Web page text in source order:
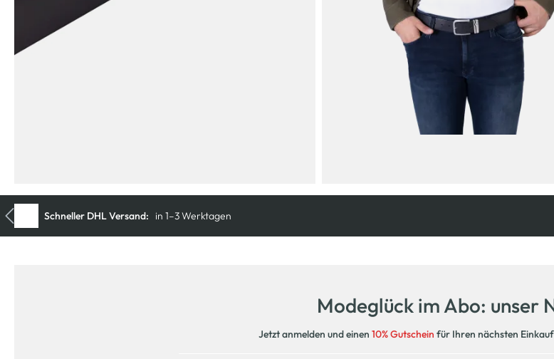
Modeglück im Abo: unser
Jetzt anmelden und einen 10% Gutschein für Ihren nächsten